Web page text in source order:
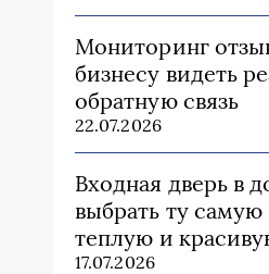
Мониторинг
бизнесу видеть
обратную связь
22.07.2026
Входная дверь в
выбрать ту
теплую и
17.07.2026